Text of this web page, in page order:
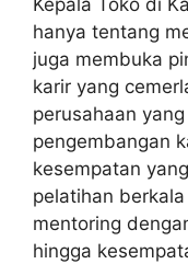
Kepala Toko di
hanya tentang
juga membuka
karir yang
perusahaan
pengembangan
kesempatan
pelatihan
mentoring
hingga